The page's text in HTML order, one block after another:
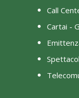
Call
Cartai -